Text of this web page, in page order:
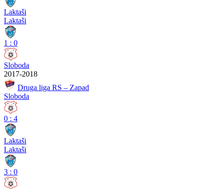
Laktaši
Laktaši
1 : 0
Sloboda
2017-2018
Druga liga RS – Zapad
Sloboda
0 : 4
Laktaši
Laktaši
3 : 0